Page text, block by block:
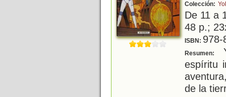
Colección:
De 11 a
48 p.;
ISBN: 978-
Resumen:
espíritu
de la